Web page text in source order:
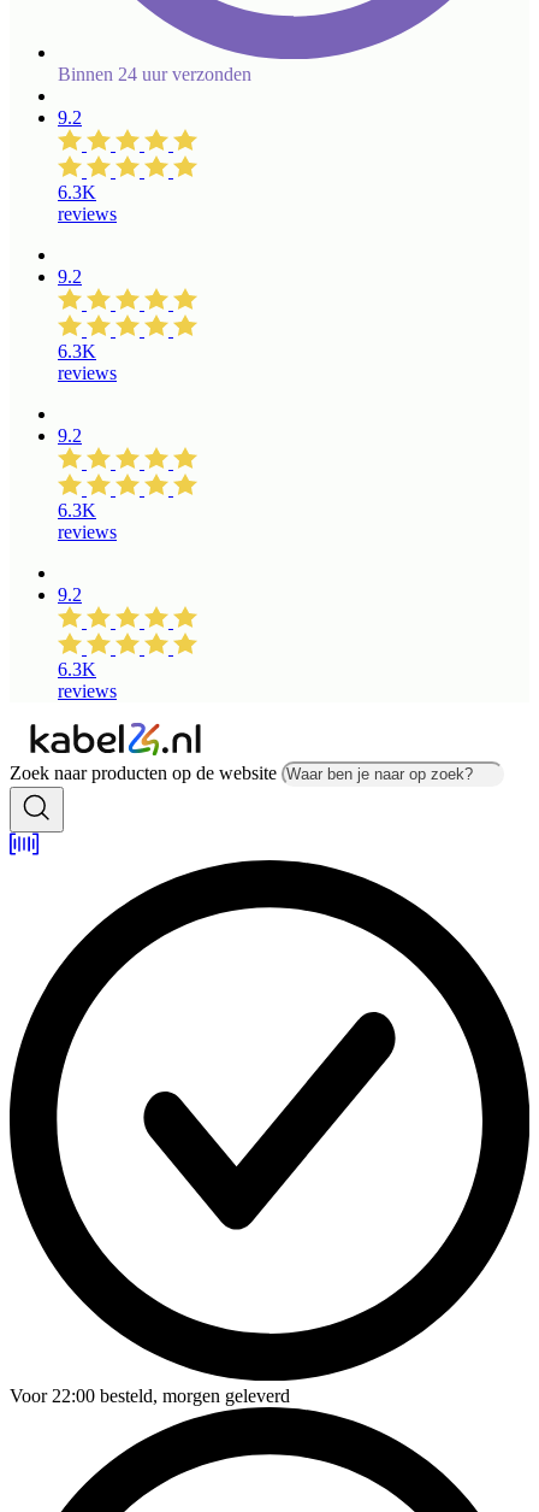
Binnen 24 uur verzonden
9.2
6.3K
reviews
9.2
6.3K
reviews
9.2
6.3K
reviews
9.2
6.3K
reviews
Zoek naar producten op de website
Voor22:00 besteld, morgen geleverd